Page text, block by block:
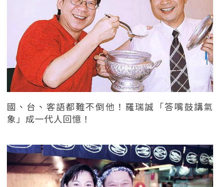
國、台、客語都難不倒他！羅瑞誠「答嘴鼓講氣
象」成一代人回憶！